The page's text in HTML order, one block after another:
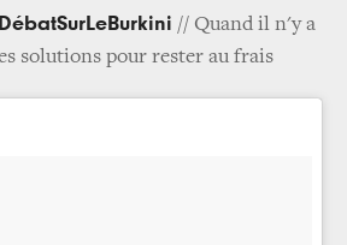
// Quand il n'y a
solutions pour rester au frais